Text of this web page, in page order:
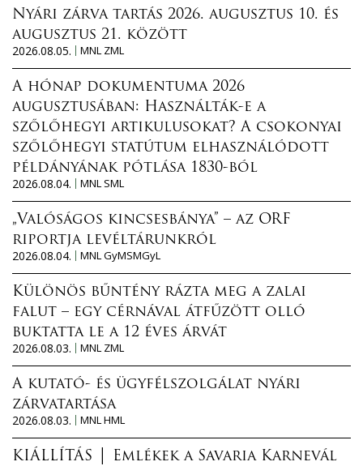
Nyári zárva tartás 2026. augusztus 10. és
augusztus 21. között
2026.08.05.
MNL ZML
A hónap dokumentuma 2026
augusztusában: Használták-e a
szőlőhegyi artikulusokat? A csokonyai
szőlőhegyi statútum elhasználódott
példányának pótlása 1830-ból
2026.08.04.
MNL SML
„Valóságos kincsesbánya” – az ORF
riportja levéltárunkról
2026.08.04.
MNL GyMSMGyL
Különös bűntény rázta meg a zalai
falut – egy cérnával átfűzött olló
buktatta le a 12 éves árvát
2026.08.03.
MNL ZML
A kutató- és ügyfélszolgálat nyári
zárvatartása
2026.08.03.
MNL HML
KIÁLLÍTÁS │ Emlékek a Savaria Karnevál